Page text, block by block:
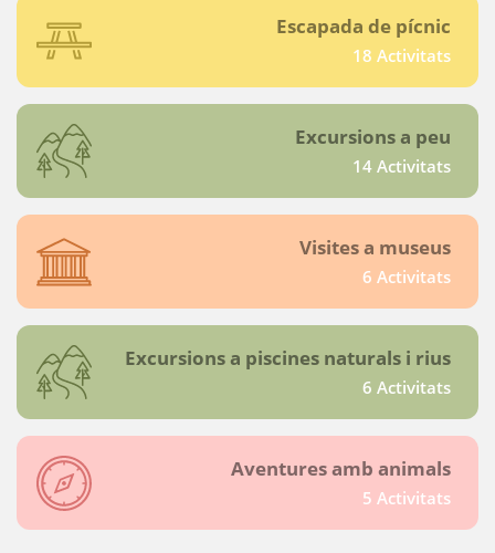
Escapada de pícnic
18 Activitats
Excursions a peu
14 Activitats
Visites a museus
6 Activitats
Excursions a piscines naturals i rius
6 Activitats
Aventures amb animals
5 Activitats